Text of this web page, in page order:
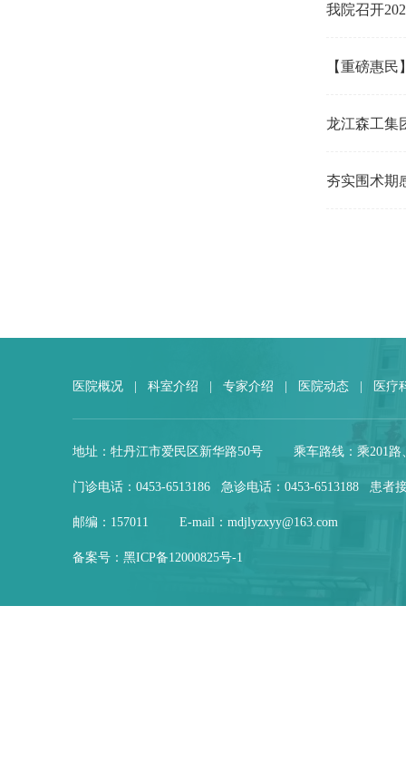
我院召开
【重磅惠
龙江森工集
夯实围术期
医院概况 科室介绍 专家介绍 医院动态 医疗
地址：牡丹江市爱民区新华路50号 乘车路线：乘201
门诊电话：0453-6513186 急诊电话：0453-6513188 患者
邮编：157011 E-mail：mdjlyzxyy@163.com
备案号： 黑ICP备12000825号-1